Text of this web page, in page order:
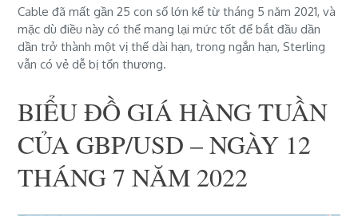
Cable đã mất gần 25 con số lớn kể từ tháng 5 năm 2021, và
mặc dù điều này có thể mang lại mức tốt để bắt đầu dần
dần trở thành một vị thế dài hạn, trong ngắn hạn, Sterling
vẫn có vẻ dễ bị tổn thương.
BIỂU ĐỒ GIÁ HÀNG TUẦN
CỦA GBP/USD – NGÀY 12
THÁNG 7 NĂM 2022